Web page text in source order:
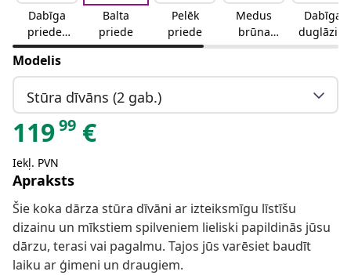
Dabīga
priedes
krāsa
Balta
priede
Pelēk
priede
Medus
brūna
priede
Dabīga
duglāzija
s krāsa
Modelis
Stūra dīvāns (2 gab.)
11999 €
Iekļ. PVN
Apraksts
Šie koka dārza stūra dīvāni ar izteiksmīgu līstīšu
dizainu un mīkstiem spilveniem lieliski papildinās jūsu
dārzu, terasi vai pagalmu. Tajos jūs varēsiet baudīt
laiku ar ģimeni un draugiem.